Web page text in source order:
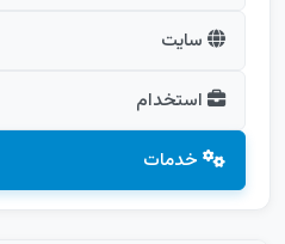
سایت
استخدام
خدمات